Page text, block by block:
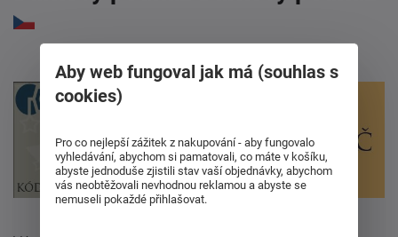
Aby web fungoval jak má (souhlas s
cookies)
Pro co nejlepší zážitek z nakupování - aby fungovalo
vyhledávání, abychom si pamatovali, co máte v košíku,
abyste jednoduše zjistili stav vaší objednávky, abychom
vás neobtěžovali nevhodnou reklamou a abyste se
nemuseli pokaždé přihlašovat.